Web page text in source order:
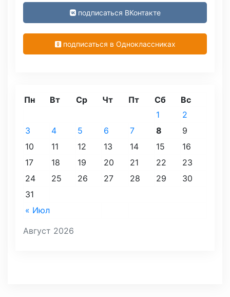
подписаться ВКонтакте
подписаться в Одноклассниках
Август 2026
Пн Вт Ср Чт Пт Сб Вс
« Июл
1
2
3
4 5 6 7 8
9
10
11 12 13 14 15
16
17
18 19 20 21 22
23
24
25 26 27 28 29
30
31